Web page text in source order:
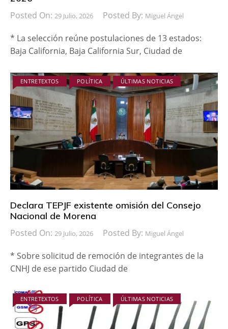
Posted On: 29 Julio, 2026 Posted By: Miguel Ángel
* La selección reúne postulaciones de 13 estados:
Baja California, Baja California Sur, Ciudad de
ENTRETEXTOS POLÍTICA ÚLTIMAS NOTICIAS
Declara TEPJF existente omisión del Consejo
Nacional de Morena
Posted On: 29 Julio, 2026 Posted By: Miguel Ángel
* Sobre solicitud de remoción de integrantes de la
CNHJ de ese partido Ciudad de
ENTRETEXTOS POLÍTICA ÚLTIMAS NOTICIAS